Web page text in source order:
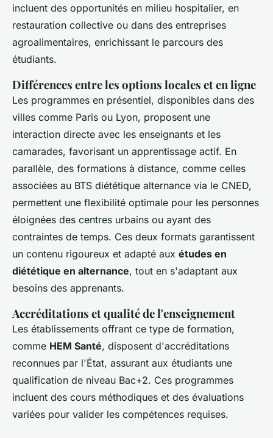
incluent des opportunités en milieu hospitalier, en
restauration collective ou dans des entreprises
agroalimentaires, enrichissant le parcours des
étudiants.
Différences entre les options locales et en ligne
Les programmes en présentiel, disponibles dans des
villes comme Paris ou Lyon, proposent une
interaction directe avec les enseignants et les
camarades, favorisant un apprentissage actif. En
parallèle, des formations à distance, comme celles
associées au BTS diététique alternance via le CNED,
permettent une flexibilité optimale pour les personnes
éloignées des centres urbains ou ayant des
contraintes de temps. Ces deux formats garantissent
un contenu rigoureux et adapté aux études en
diététique en alternance, tout en s'adaptant aux
besoins des apprenants.
Accréditations et qualité de l'enseignement
Les établissements offrant ce type de formation,
comme HEM Santé, disposent d'accréditations
reconnues par l'État, assurant aux étudiants une
qualification de niveau Bac+2. Ces programmes
incluent des cours méthodiques et des évaluations
variées pour valider les compétences requises.